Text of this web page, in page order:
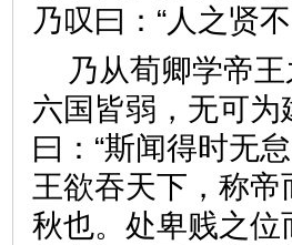
乃叹曰：“人之贤
乃从荀卿学帝
六国皆弱，无可
曰：“斯闻得时无
王欲吞天下，称
秋也。处卑贱之